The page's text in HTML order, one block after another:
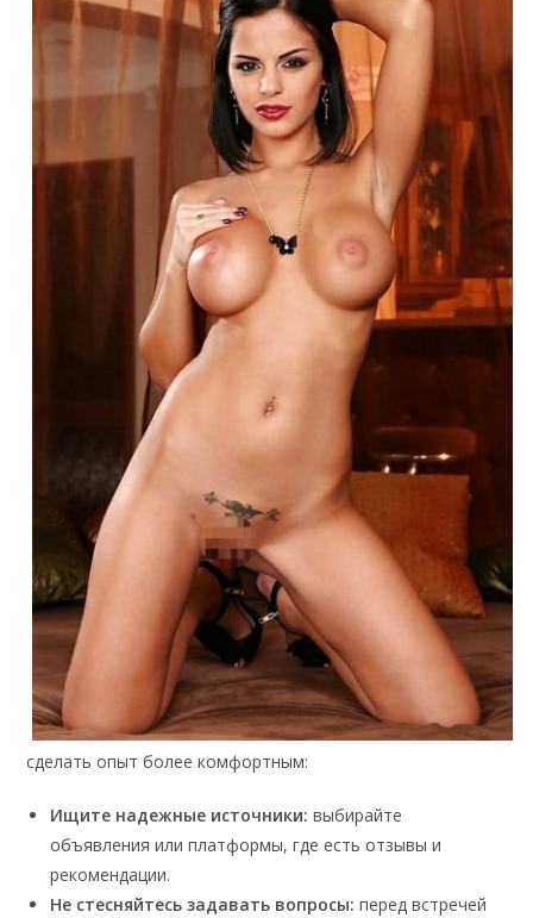
сделать опыт более комфортным:
Ищите надежные источники: выбирайте
объявления или платформы, где есть отзывы и
рекомендации.
Не стесняйтесь задавать вопросы: перед встречей